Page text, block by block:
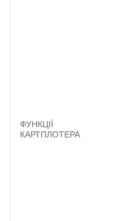
ФУНКЦІЇ
КАРТПЛОТЕРА